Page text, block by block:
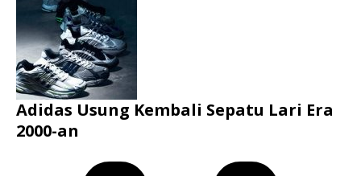
Adidas Usung Kembali Sepatu Lari Era
2000-an